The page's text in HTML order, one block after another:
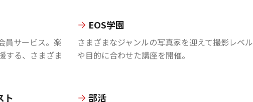
員サービス。楽
する、さまざま
EOS学園
さまざまなジャンルの写真家を迎えて撮影レベル
や目的に合わせた講座を開催。
ト 部活